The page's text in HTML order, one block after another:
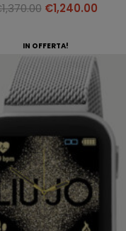
1,370.00 €1,240.00
IN OFFERTA!